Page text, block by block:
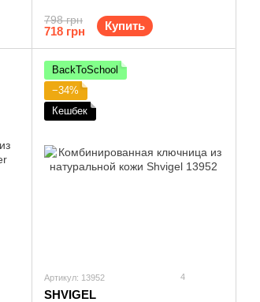
798 грн
718 грн Купить
BackToSchool
−34%
Кешбек
Артикул: 13952 4
SHVIGEL